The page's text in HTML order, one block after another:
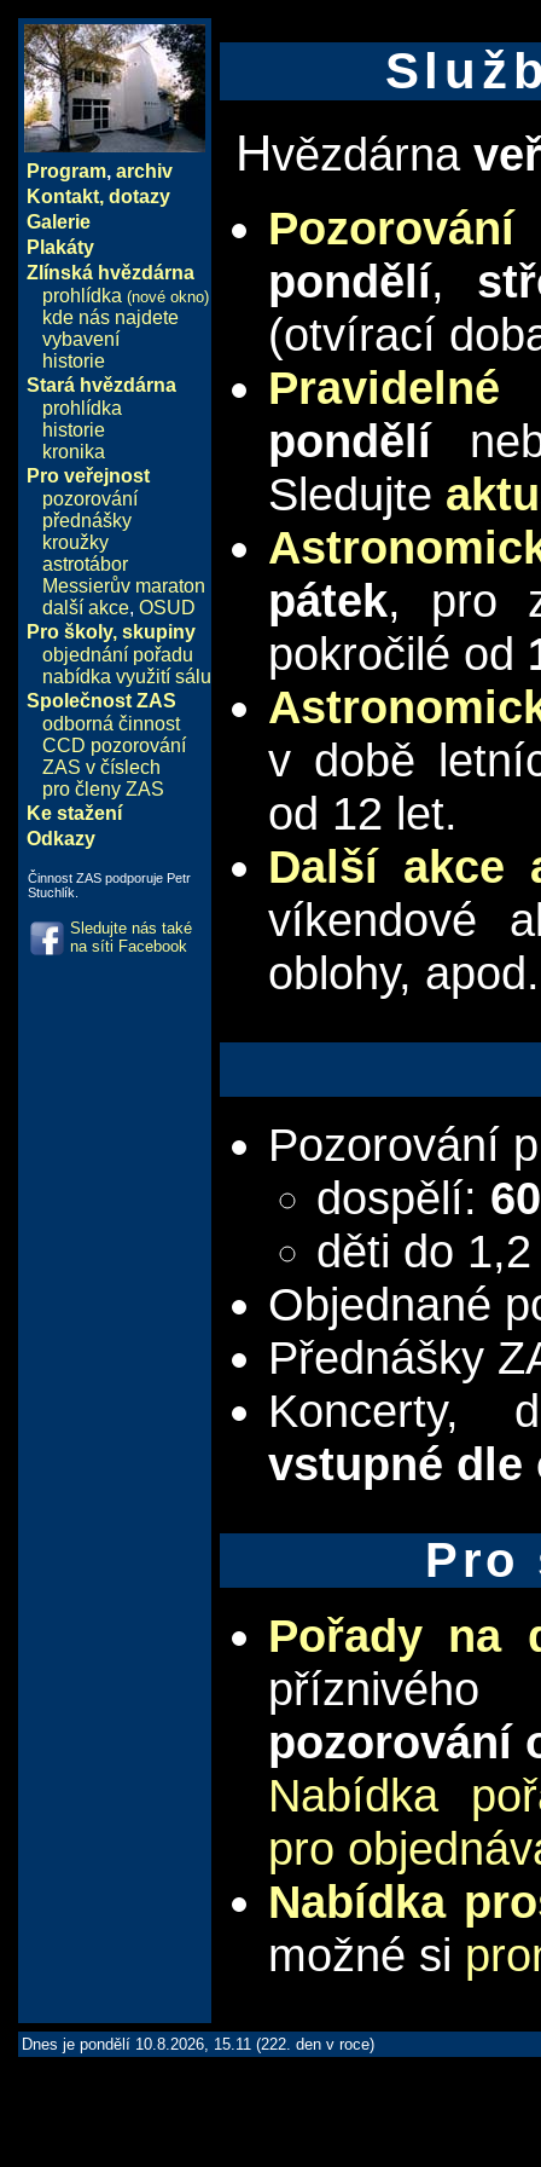
Program, archiv
Kontakt, dotazy
Galerie
Plakáty
Zlínská hvězdárna
prohlídka (nové okno)
kde nás najdete
vybavení
historie
Stará hvězdárna
prohlídka
historie
kronika
Pro veřejnost
pozorování
přednášky
kroužky
astrotábor
Messierův maraton
další akce, OSUD
Pro školy, skupiny
objednání pořadu
nabídka využití sálu
Společnost ZAS
odborná činnost
CCD pozorování
ZAS v číslech
pro členy ZAS
Ke stažení
Odkazy
Činnost ZAS podporuje Petr
Stuchlík.
Sledujte nás také
na síti Facebook
Hvězdárna
pondělí,
(otvírací
Pravidelné
pondělí
Sledujte
pátek, pro
pokročilé od
v době
od 12 let.
Další akce
víkendové
oblohy, apod.
Pozorování
dospělí:
děti do
Objednané
Přednášky
Koncerty,
vstupné dle
Pro
Pořady na
pozorování
Nabídka
pro
Nabídka
možné si
Dnes je pondělí 10.8.2026, 15.11 (222. den v roce)